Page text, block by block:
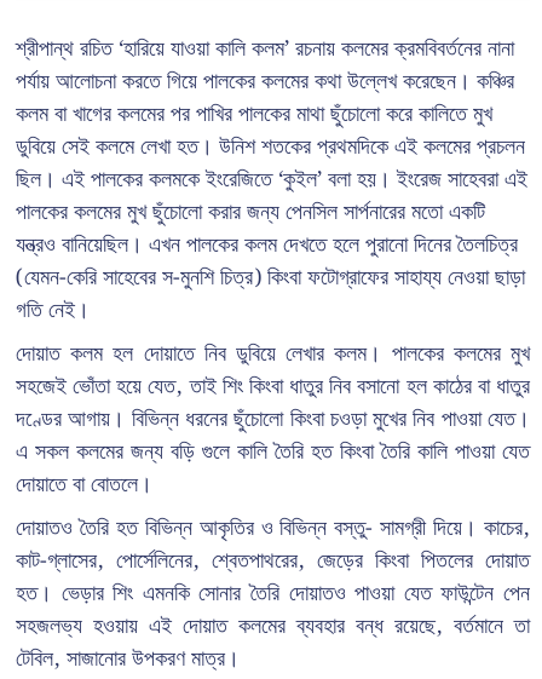
শ্রীপান্থ রচিত ‘হারিয়ে যাওয়া কালি কলম’ রচনায় কলমের ক্রমবিবর্তনের নানা
পর্যায় আলোচনা করতে গিয়ে পালকের কলমের কথা উল্লেখ করেছেন। কঞ্চির
কলম বা খাগের কলমের পর পাখির পালকের মাথা ছুঁচোলো করে কালিতে মুখ
ডুবিয়ে সেই কলমে লেখা হত। উনিশ শতকের প্রথমদিকে এই কলমের প্রচলন
ছিল। এই পালকের কলমকে ইংরেজিতে ‘কুইল’ বলা হয়। ইংরেজ সাহেবরা এই
পালকের কলমের মুখ ছুঁচোলো করার জন্য পেনসিল সার্পনারের মতো একটি
যন্ত্রও বানিয়েছিল। এখন পালকের কলম দেখতে হলে পুরানো দিনের তৈলচিত্র
(যেমন-কেরি সাহেবের স-মুনশি চিত্র) কিংবা ফটোগ্রাফের সাহায্য নেওয়া ছাড়া
গতি নেই।
দোয়াত কলম হল দোয়াতে নিব ডুবিয়ে লেখার কলম। পালকের কলমের মুখ
সহজেই ভোঁতা হয়ে যেত, তাই শিং কিংবা ধাতুর নিব বসানো হল কাঠের বা ধাতুর
দণ্ডের আগায়। বিভিন্ন ধরনের ছুঁচোলো কিংবা চওড়া মুখের নিব পাওয়া যেত।
এ সকল কলমের জন্য বড়ি গুলে কালি তৈরি হত কিংবা তৈরি কালি পাওয়া যেত
দোয়াতে বা বোতলে।
দোয়াতও তৈরি হত বিভিন্ন আকৃতির ও বিভিন্ন বস্তু- সামগ্রী দিয়ে। কাচের,
কাট-গ্লাসের, পোর্সেলিনের, শ্বেতপাথরের, জেড়ের কিংবা পিতলের দোয়াত
হত। ভেড়ার শিং এমনকি সোনার তৈরি দোয়াতও পাওয়া যেত ফাউন্টেন পেন
সহজলভ্য হওয়ায় এই দোয়াত কলমের ব্যবহার বন্ধ রয়েছে, বর্তমানে তা
টেবিল, সাজানোর উপকরণ মাত্র।